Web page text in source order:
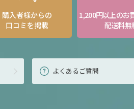
購入者様からの
口コミを掲載
1,200円以上のお
配送料無
よくあるご質問